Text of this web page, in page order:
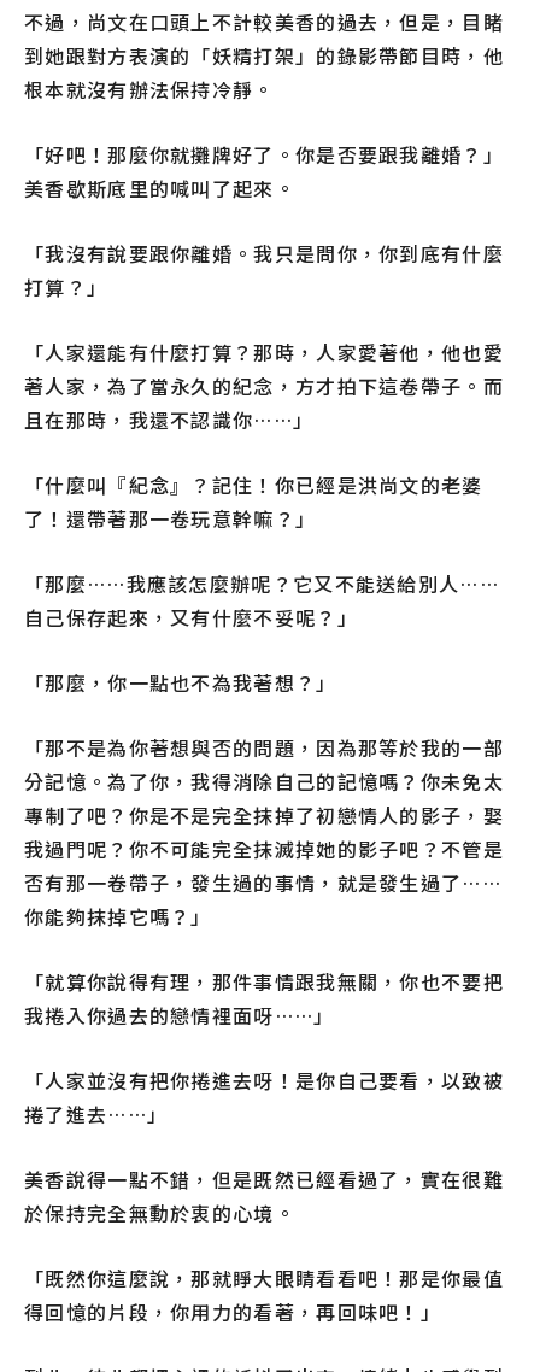
不過，尚文在口頭上不計較美香的過去，但是，目睹
到她跟對方表演的「妖精打架」的錄影帶節目時，他
根本就沒有辦法保持冷靜。
「好吧！那麼你就攤牌好了。你是否要跟我離婚？」
美香歇斯底里的喊叫了起來。
「我沒有說要跟你離婚。我只是問你，你到底有什麼
打算？」
「人家還能有什麼打算？那時，人家愛著他，他也愛
著人家，為了當永久的紀念，方才拍下這卷帶子。而
且在那時，我還不認識你……」
「什麼叫『紀念』？記住！你已經是洪尚文的老婆
了！還帶著那一卷玩意幹嘛？」
「那麼……我應該怎麼辦呢？它又不能送給別人……
自己保存起來，又有什麼不妥呢？」
「那麼，你一點也不為我著想？」
「那不是為你著想與否的問題，因為那等於我的一部
分記憶。為了你，我得消除自己的記憶嗎？你未免太
專制了吧？你是不是完全抹掉了初戀情人的影子，娶
我過門呢？你不可能完全抹滅掉她的影子吧？不管是
否有那一卷帶子，發生過的事情，就是發生過了……
你能夠抹掉它嗎？」
「就算你說得有理，那件事情跟我無關，你也不要把
我捲入你過去的戀情裡面呀……」
「人家並沒有把你捲進去呀！是你自己要看，以致被
捲了進去……」
美香說得一點不錯，但是既然已經看過了，實在很難
於保持完全無動於衷的心境。
「既然你這麼說，那就睜大眼睛看看吧！那是你最值
得回憶的片段，你用力的看著，再回味吧！」